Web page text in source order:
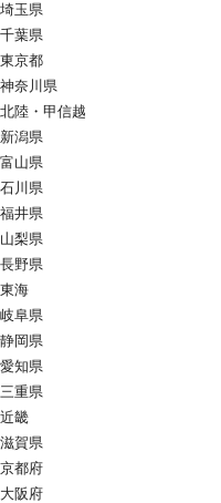
埼玉県
千葉県
東京都
神奈川県
北陸・甲信越
新潟県
富山県
石川県
福井県
山梨県
長野県
東海
岐阜県
静岡県
愛知県
三重県
近畿
滋賀県
京都府
大阪府